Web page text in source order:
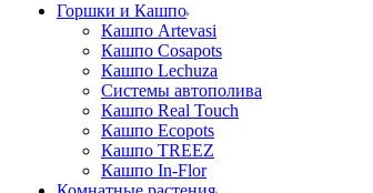
Горшки и Кашпо
Кашпо Artevasi
Кашпо Cosapots
Кашпо Lechuza
Системы автополива
Кашпо Real Touch
Кашпо Ecopots
Кашпо TREEZ
Кашпо In-Flor